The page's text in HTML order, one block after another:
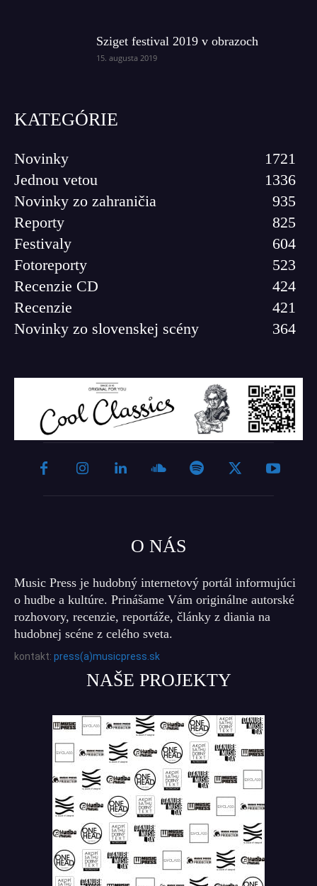
Sziget festival 2019 v obrazoch
15. augusta 2019
KATEGÓRIE
Novinky
1721
Jednou vetou
1336
Novinky zo zahraničia
935
Reporty
825
Festivaly
604
Fotoreporty
523
Recenzie CD
424
Recenzie
421
Novinky zo slovenskej scény
364
O NÁS
Music Press je hudobný internetový portál informujúci
o hudbe a kultúre. Prinášame Vám originálne autorské
rozhovory, recenzie, reportáže, články z diania na
hudobnej scéne z celého sveta.
kontakt: press(a)musicpress.sk
NAŠE PROJEKTY